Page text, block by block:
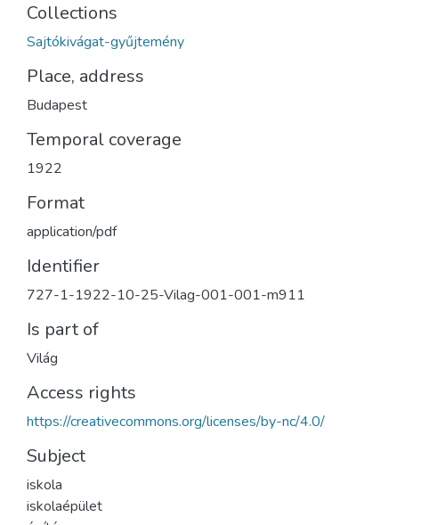
Collections
Sajtókivágat-gyűjtemény
Place, address
Budapest
Temporal coverage
1922
Format
application/pdf
Identifier
727-1-1922-10-25-Vilag-001-001-m911
Is part of
Világ
Access rights
https://creativecommons.org/licenses/by-nc/4.0/
Subject
iskola
iskolaépület